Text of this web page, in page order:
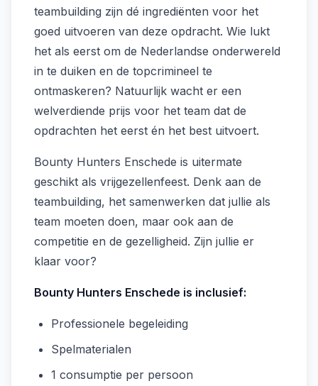
teambuilding zijn dé ingrediënten voor het
goed uitvoeren van deze opdracht. Wie lukt
het als eerst om de Nederlandse onderwereld
in te duiken en de topcrimineel te
ontmaskeren? Natuurlijk wacht er een
welverdiende prijs voor het team dat de
opdrachten het eerst én het best uitvoert.
Bounty Hunters Enschede is uitermate
geschikt als vrijgezellenfeest. Denk aan de
teambuilding, het samenwerken dat jullie als
team moeten doen, maar ook aan de
competitie en de gezelligheid. Zijn jullie er
klaar voor?
Bounty Hunters Enschede is inclusief:
Professionele begeleiding
Spelmaterialen
1 consumptie per persoon